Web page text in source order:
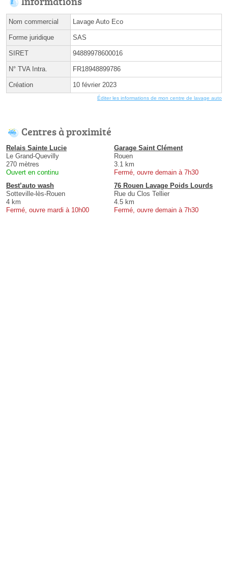
Nom commercial Lavage Auto Eco
Forme juridique SAS
SIRET 94889978600016
N° TVA Intra. FR18948899786
Création 10 février 2023
Éditer les informations de mon centre de lavage auto
Centres à proximité
Relais Sainte Lucie
Le Grand-Quevilly
270 mètres
Ouvert en continu
Garage Saint Clément
Rouen
3.1 km
Fermé, ouvre demain à 7h30
Best’auto wash
Sotteville-lès-Rouen
4 km
Fermé, ouvre mardi à 10h00
76 Rouen Lavage Poids Lourds
Rue du Clos Tellier
4.5 km
Fermé, ouvre demain à 7h30